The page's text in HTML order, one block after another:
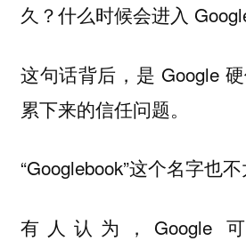
久？什么时候会进入
这句话背后，是 Google
累下来的信任问题。
“Googlebook”这个名字也不
有人认为，Google